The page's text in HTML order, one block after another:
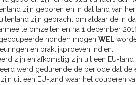
zijn geboren en in dat land van
zijn gebracht om aldaar de in
te omzeilen en na 1 december
honden mogen WEL
en praktijkproeven indien:
zijn en afkomstig zijn uit een EU-
werd gedurende de periode dat de
uit een EU-land waar het couperen